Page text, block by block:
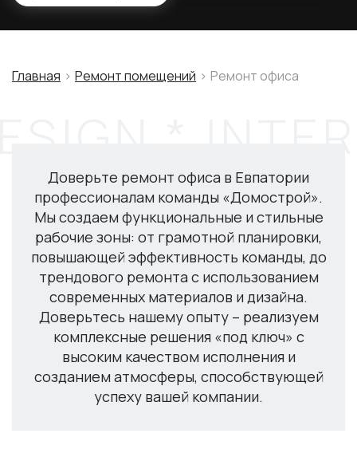
Главная Ремонт помещений Ремонт офиса
Доверьте ремонт офиса в Евпатории
профессионалам команды «Домострой».
Мы создаем функциональные и стильные
рабочие зоны: от грамотной планировки,
повышающей эффективность команды, до
трендового ремонта с использованием
современных материалов и дизайна.
Доверьтесь нашему опыту – реализуем
комплексные решения «под ключ» с
высоким качеством исполнения и
созданием атмосферы, способствующей
успеху вашей компании.